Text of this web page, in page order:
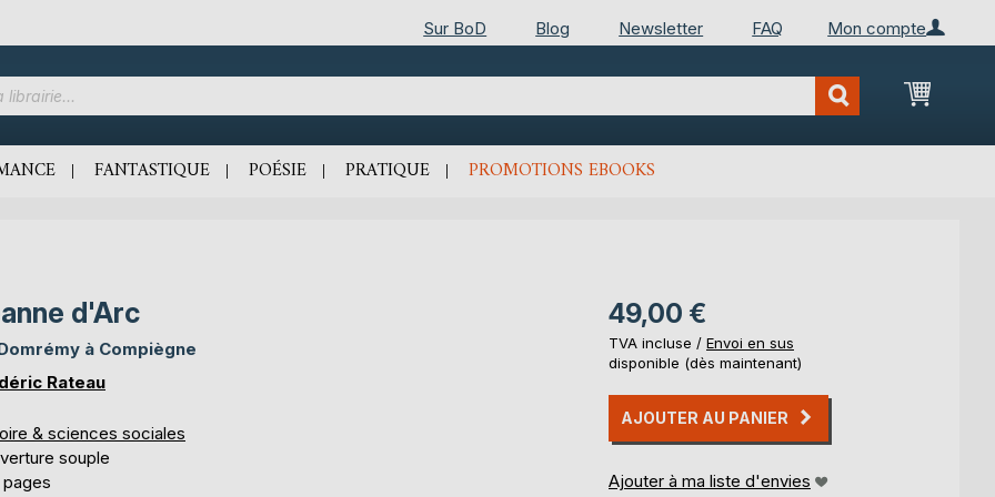
Mon compte
Sur BoD Blog Newsletter FAQ
Mon
FANTASTIQUE POÉSIE PRATIQUE PROMOTIONS EBOOKS
d'Arc
à Compiègne
Rateau
& sciences sociales
souple
49,00 €
TVA incluse / Envoi en sus
disponible (dès maintenant)
AJOUTER AU PANIER
Ajouter à ma liste d'envies